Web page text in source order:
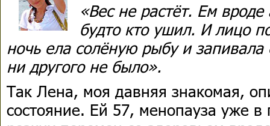
«Вес не растёт. Ем
будто кто ушил. И лицо
ночь ела солёную рыбу и
ни другого не было».
Так Лена, моя давняя знакомая,
состояние. Ей 57, менопауза уже